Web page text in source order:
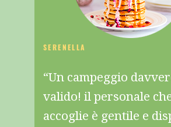
SERENELLA
“Un campeggio
valido! il personale
accoglie è gentile e